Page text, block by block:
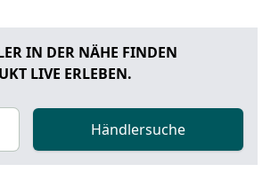
IN DER NÄHE FINDEN
LIVE ERLEBEN.
Händlersuche